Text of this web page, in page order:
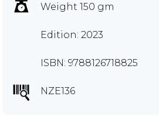
Weight 150 gm
Edition: 2023
ISBN: 9788126718825
NZE136